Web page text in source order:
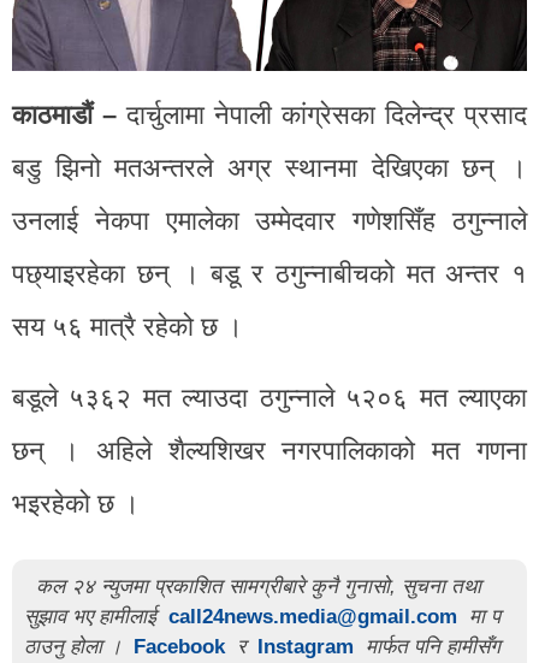
काठमाडाैं – दार्चुलामा नेपाली कांग्रेसका दिलेन्द्र प्रसाद
बडु झिनो मतअन्तरले अग्र स्थानमा देखिएका छन् ।
उनलाई नेकपा एमालेका उम्मेदवार गणेशसिँह ठगुन्नाले
पछ्याइरहेका छन् । बडू र ठगुन्नाबीचको मत अन्तर १
सय ५६ मात्रै रहेको छ ।
बडूले ५३६२ मत ल्याउदा ठगुन्नाले ५२०६ मत ल्याएका
छन् । अहिले शैल्यशिखर नगरपालिकाको मत गणना
भइरहेको छ ।
कल २४ न्युजमा प्रकाशित सामग्रीबारे कुनै गुनासो, सुचना तथा
सुझाव भए हामीलाई call24news.media@gmail.com
मा प
ठाउनु होला ।
Facebook र Instagram
मार्फत पनि हामीसँग